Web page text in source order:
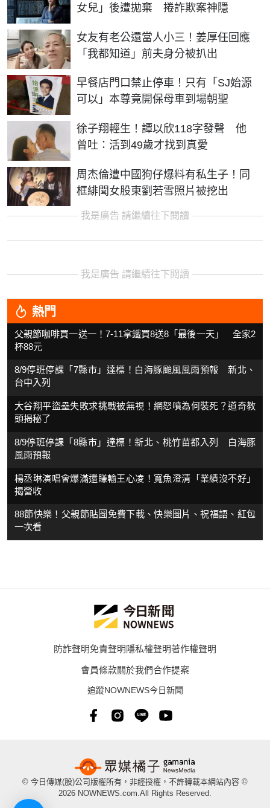
女兒」後遭拋棄 捲詐欺案神隱
女友有老公還當人小三！姜厚任回應
「我都知道」前夫身分被扒出
早餐店門口禁止停車！只有「SJ始源
可以」本尊竟開保母車到場朝聖
徐子翔輕生！譚以欣118字發聲 他
曾吐：活到49歲才找到真愛
周杰倫遭中國狗仔爆料有私生子！同
框緋聞女股東劉若雪照片被挖出
我是廣告 請繼續往下閱讀
我是廣告 請繼續往下閱讀
熱門
父親節咖啡買一送一！7-11拿鐵買8送8「最後一天」 全家2
杯88元
8/9停班停課「7縣市」達標！白海豚颱風風雨預報 新北、
台中入列
大谷翔平盜壘失敗求挑戰被無視！網怒噴為何裝死？道奇教
頭揭秘了
8/9停班停課「8縣市」達標！新北、桃竹苗都入列 白海豚
風雨預報
楊丞琳演唱會爆滿還賺輸王心凌！寬魚澄清「業績沒不好」
揭營收
88節快樂！父親節貼圖免費下載、快樂圖片、祝福語、紅包
一次看
防詐聲明免責聲明隱私權聲明著作權聲明
會員條款關於我們合作提案
追蹤NOWNEWS今日新聞
© 今日傳媒(股)公司版權所有，非經授權，不許轉載本網站內容 ©
2026 NOWNEWS.com.All Rights Reserved.